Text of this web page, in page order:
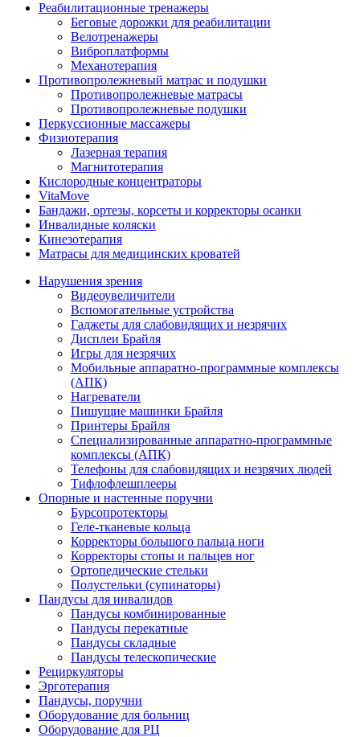
Реабилитационные тренажеры
Беговые дорожки для реабилитации
Велотренажеры
Виброплатформы
Механотерапия
Противопролежневый матрас и подушки
Противопролежневые матрасы
Противопролежневые подушки
Перкуссионные массажеры
Физиотерапия
Лазерная терапия
Магнитотерапия
Кислородные концентраторы
VitaMove
Бандажи, ортезы, корсеты и корректоры осанки
Инвалидные коляски
Кинезотерапия
Матрасы для медицинских кроватей
Нарушения зрения
Видеоувеличители
Вспомогательные устройства
Гаджеты для слабовидящих и незрячих
Дисплеи Брайля
Игры для незрячих
Мобильные аппаратно-программные комплексы
(АПК)
Нагреватели
Пишущие машинки Брайля
Принтеры Брайля
Специализированные аппаратно-программные
комплексы (АПК)
Телефоны для слабовидящих и незрячих людей
Тифлофлешплееры
Опорные и настенные поручни
Бурсопротекторы
Геле-тканевые кольца
Корректоры большого пальца ноги
Корректоры стопы и пальцев ног
Ортопедические стельки
Полустельки (супинаторы)
Пандусы для инвалидов
Пандусы комбинированные
Пандусы перекатные
Пандусы складные
Пандусы телескопические
Рециркуляторы
Эрготерапия
Пандусы, поручни
Оборудование для больниц
Оборудование для РЦ